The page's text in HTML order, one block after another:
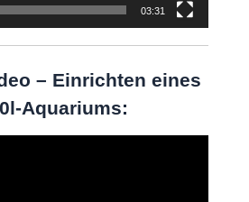
03:31
– Einrichten eines
Aquariums: